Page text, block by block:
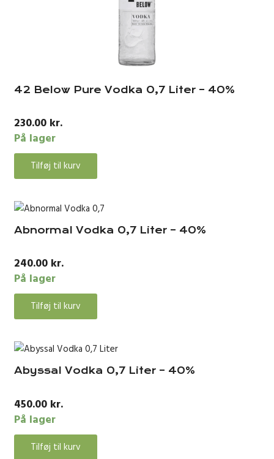
42 Below Pure Vodka 0,7 Liter – 40%
230.00 kr.
På lager
Tilføj til kurv
Abnormal Vodka 0,7 Liter – 40%
240.00 kr.
På lager
Tilføj til kurv
Abyssal Vodka 0,7 Liter – 40%
450.00 kr.
På lager
Tilføj til kurv